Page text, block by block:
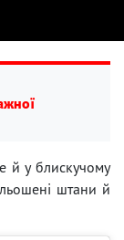
й у блискучому
штани й